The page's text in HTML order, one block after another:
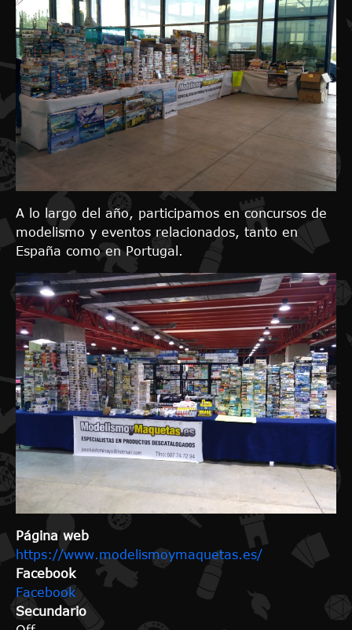
A lo largo del año, participamos en concursos de
modelismo y eventos relacionados, tanto en
España como en Portugal.
Página web
https://www.modelismoymaquetas.es/
Facebook
Facebook
Secundario